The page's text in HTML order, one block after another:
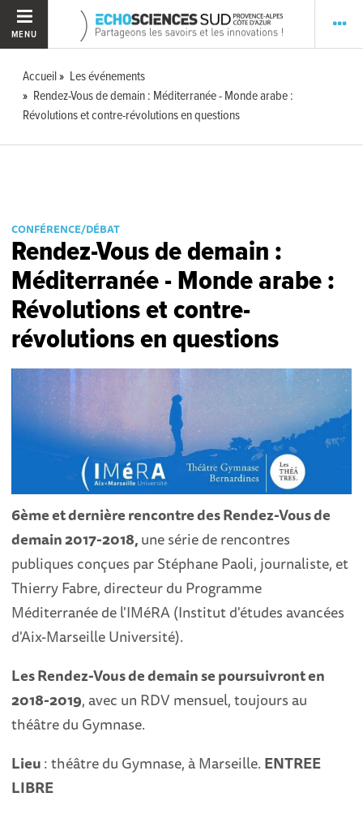
MENU
Accueil
Les événements
Rendez-Vous de demain : Méditerranée - Monde arabe :
Révolutions et contre-révolutions en questions
CONFÉRENCE/DÉBAT
Rendez-Vous de demain :
Méditerranée - Monde arabe :
Révolutions et contre-
révolutions en questions
6ème et dernière rencontre des Rendez-Vous de
demain 2017-2018,une série de rencontres
publiques conçues par Stéphane Paoli, journaliste, et
Thierry Fabre, directeur du Programme
Méditerranée de l'IMéRA (Institut d'études avancées
d'Aix-Marseille Université).
Les Rendez-Vous de demain se poursuivront en
2018-2019, avec un RDV mensuel, toujours au
théâtre du Gymnase.
Lieu: théâtre du Gymnase, à Marseille. ENTREE
LIBRE